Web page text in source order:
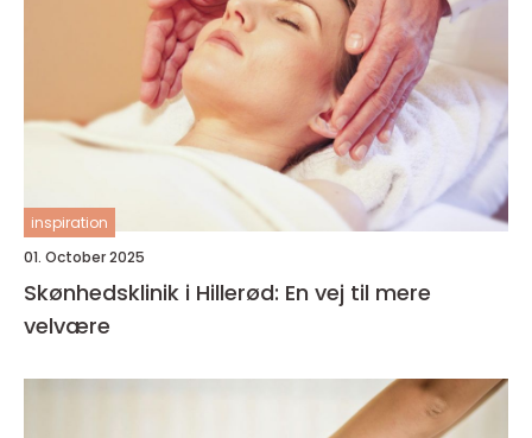
inspiration
01. October 2025
Skønhedsklinik i Hillerød: En vej til mere
velvære